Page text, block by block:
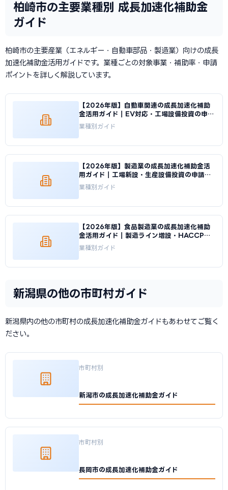
柏崎市の主要業種別 成長加速化補助金
ガイド
柏崎市の主要産業（エネルギー・自動車部品・製造業）向けの成長
加速化補助金活用ガイドです。業種ごとの対象事業・補助率・申請
ポイントを詳しく解説しています。
【2026年版】自動車関連の成長加速化補助
金活用ガイド｜EV対応・工場設備投資の申請
方法｜成長加速化補助金ナビ
業種別ガイド
【2026年版】製造業の成長加速化補助金活
用ガイド｜工場新設・生産設備投資の申請戦
略｜成長加速化補助金ナビ
業種別ガイド
【2026年版】食品製造業の成長加速化補助
金活用ガイド｜製造ライン増設・HACCP対
応投資｜成長加速化補助金ナビ
業種別ガイド
新潟県の他の市町村ガイド
新潟県内の他の市町村の成長加速化補助金ガイドもあわせてご覧く
ださい。
市町村別
新潟市の成長加速化補助金ガイド
市町村別
長岡市の成長加速化補助金ガイド